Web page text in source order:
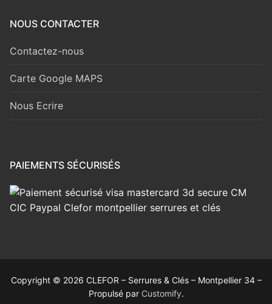
NOUS CONTACTER
Contactez-nous
Carte Google MAPS
Nous Ecrire
PAIEMENTS SÉCURISÉS
Copyright © 2026 CLEFOR – Serrures & Clés – Montpellier 34 –
Propulsé par Customify.